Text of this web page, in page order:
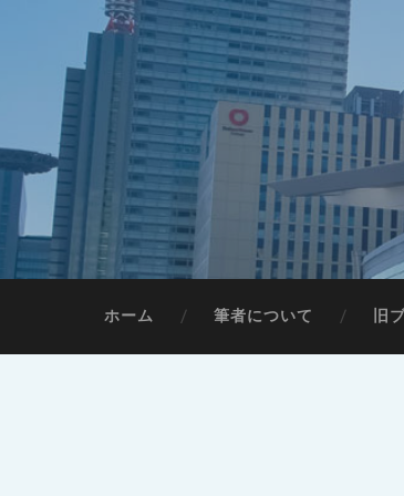
ホーム 筆者について 旧